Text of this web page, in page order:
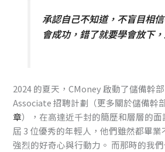
承認自己不知道，不盲目相
會成功，錯了就要學會放下
2024 的夏天，CMoney 啟動了儲備幹
Associate 招聘計劃（更多關於儲備幹
章），在高達近千封的簡歷和層層的
屆 3 位優秀的年輕人，他們雖然都畢
強烈的好奇心與行動力。 而那時的我